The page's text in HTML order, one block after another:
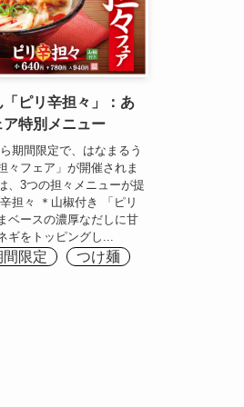
ピリ辛担々」：あ
特別メニュー
期間限定で、はなまるう
々フェア」が開催されま
、3つの担々メニューが提
担々 ＊山椒付き 「ピリ
ベースの濃厚なだしに甘
ギをトッピングし...
間限定 つけ麺